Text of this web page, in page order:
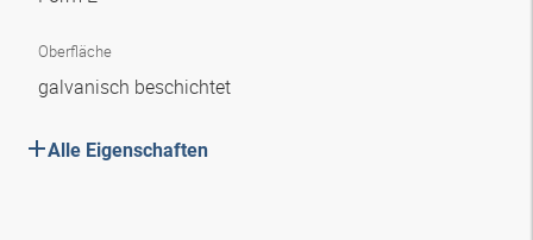
Oberfläche
galvanisch beschichtet
Alle Eigenschaften